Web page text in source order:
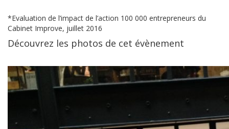
*Evaluation de l’impact de l’action 100 000 entrepreneurs du
Cabinet Improve, juillet 2016
Découvrez les photos de cet évènement